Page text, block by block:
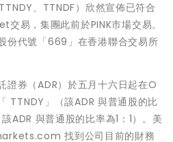
、TTNDF）欣然宣佈已符合
易，集團此前於PINK市場交易。
份代號「669」在香港聯合交易所
證券（ADR）於五月十六日起在O
TTNDY」（該ADR 與普通股的比
ADR 與普通股的比率為1：1）。美
找到公司目前的財務